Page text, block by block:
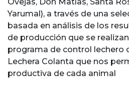
Yarumal), a través de una
basada en análisis de los
de producción que se
programa de control lechero
Lechera Colanta que nos
productiva de cada animal